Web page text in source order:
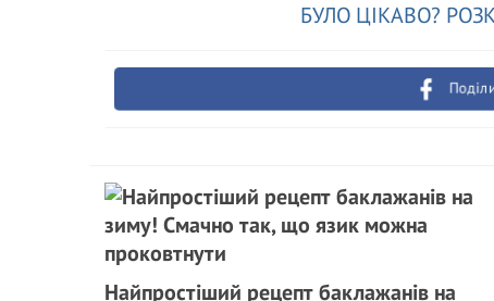
БУЛО ЦІКАВО?
Найпростіший рецепт баклажанів на